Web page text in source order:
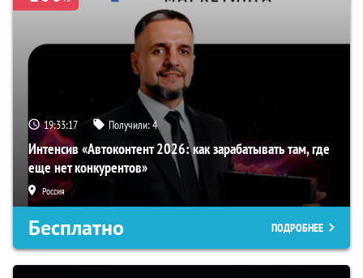
19:33:16 Получили:4
Интенсив «Автоконтент 2026: как зарабатывать там, где
еще нет конкурентов»
Россия
Бесплатно ПОДРОБНЕЕ